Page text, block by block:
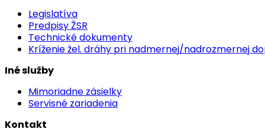
Legislatíva
Predpisy ŽSR
Technické dokumenty
Kríženie žel. dráhy pri nadmernej/nadrozmernej
Iné služby
Mimoriadne zásielky
Servisné zariadenia
Kontakt